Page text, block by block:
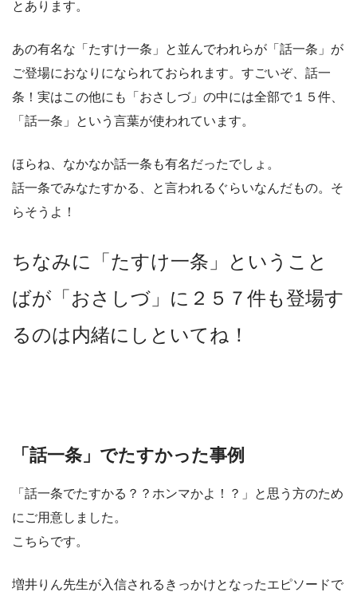
とあります。
あの有名な「たすけ一条」と並んでわれらが「話一条」が
ご登場におなりになられておられます。すごいぞ、話一
条！実はこの他にも「おさしづ」の中には全部で １５件
「話一条」という言葉が使われています。
ほらね、なかなか話一条も有名だったでしょ。
話一条でみなたすかる、と言われるぐらいなんだもの。そ
らそうよ！
ちなみに「たすけ一条」ということ
ばが「おさしづ」に２５７件も登場す
るのは内緒にしといてね！
「話一条」でたすかった事例
「話一条でたすかる？？ホンマかよ！？」と思う方のため
にご用意しました。
こちらです。
増井りん先生が入信されるきっかけとなったエピソードで